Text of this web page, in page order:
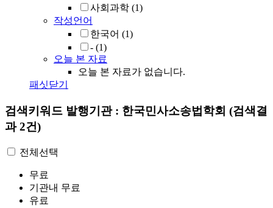
사회과학 (1)
작성언어
한국어 (1)
- (1)
오늘 본 자료
오늘 본 자료가 없습니다.
패싯닫기
검색키워드 발행기관 : 한국민사소송법학회 (검색결
과 2건)
전체선택
무료
기관내 무료
유료